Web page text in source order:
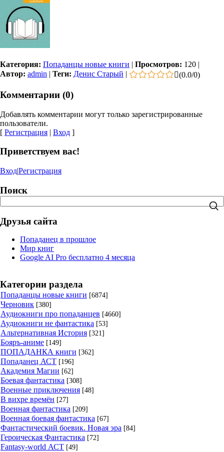
Категория: Попаданцы новые книги | Просмотров: 120 |
Автор: admin | Теги: Денис Старый | (0.0/0)
Комментарии (0)
Добавлять комментарии могут только зарегистрированные
пользователи.
[ Регистрация | Вход ]
Приветствуем вас!
Вход|Регистрация
Поиск
Друзья сайта
Попаданец в прошлое
Мир книг
Google AI Pro бесплатно 4 месяца
Категории раздела
Попаданцы новые книги [6874]
Черновик [380]
Аудиокниги про попаданцев [4660]
Аудиокниги не фантастика [53]
Альтернативная История [321]
Бояръ-аниме [149]
ПОПАДАНКА книги [362]
Попаданец АСТ [196]
Академия Магии [62]
Боевая фантастика [308]
Военные приключения [48]
В вихре времён [27]
Военная фантастика [209]
Военная боевая фантастика [67]
Фантастический боевик. Новая эра [84]
Героическая Фантастика [72]
Fantasy-world АСТ [49]